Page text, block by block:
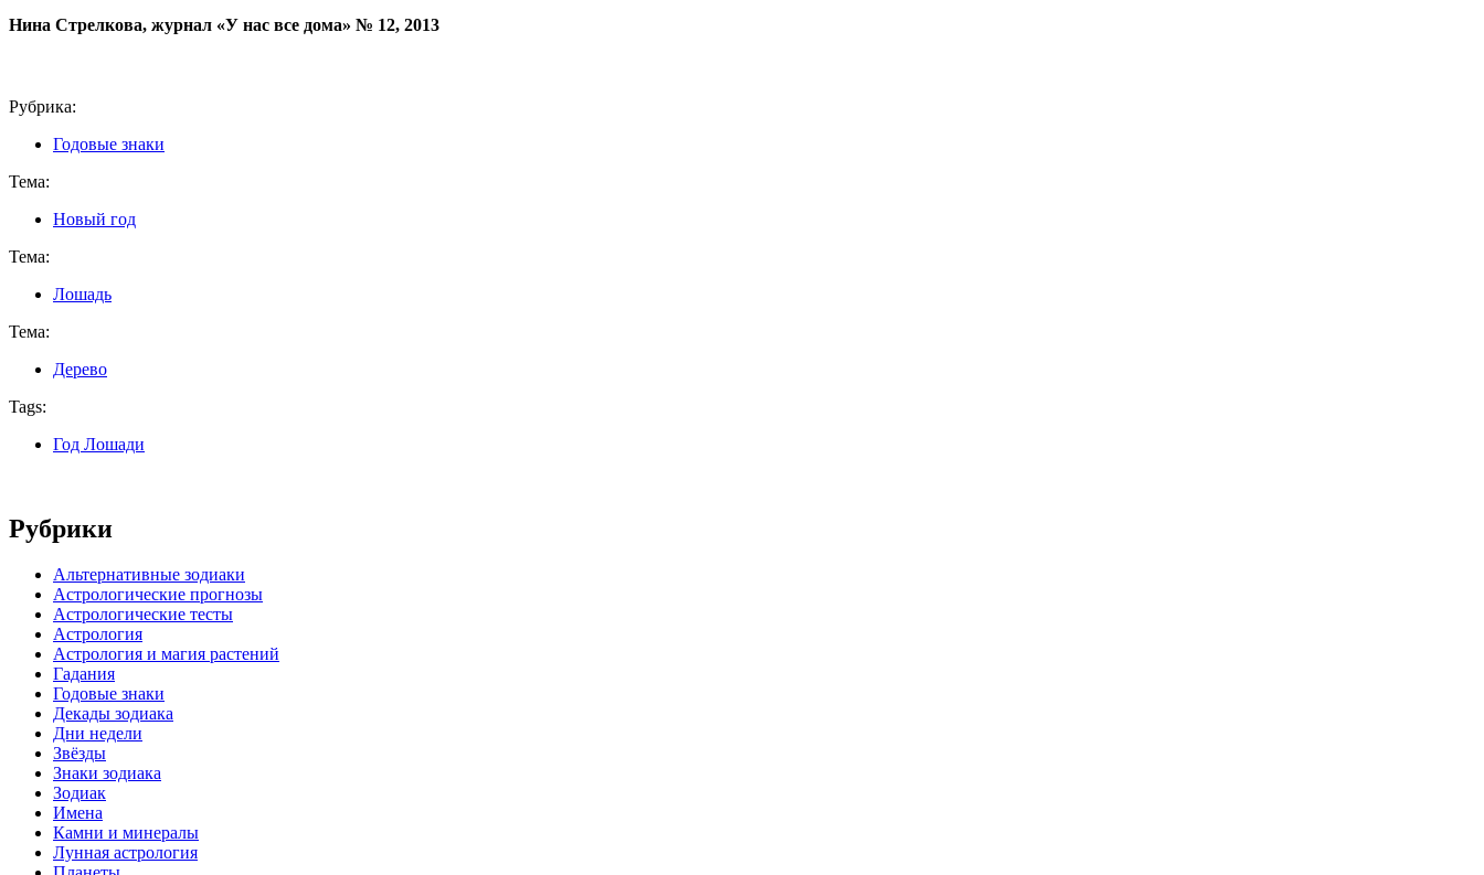
Нина Стрелкова, журнал «У нас все дома» № 12, 2013
Рубрика:
Годовые знаки
Тема:
Новый год
Тема:
Лошадь
Тема:
Дерево
Tags:
Год Лошади
Рубрики
Альтернативные зодиаки
Астрологические прогнозы
Астрологические тесты
Астрология
Астрология и магия растений
Гадания
Годовые знаки
Декады зодиака
Дни недели
Звёзды
Знаки зодиака
Зодиак
Имена
Камни и минералы
Лунная астрология